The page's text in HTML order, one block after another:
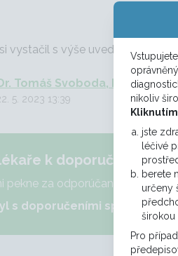
vystačil s výše uvedenou
Tomáš Svoboda, Ph.D.
5. 2023 13:39
k doporučení
pekne za odporúčanie,
s doporučeními spokojen
nikoliv
jste
léčivé
berete
určeny
širokou
Pro